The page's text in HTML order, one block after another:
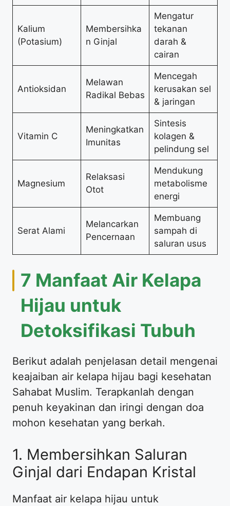
Kalium
(Potasium)
Membersihka
n Ginjal
Mengatur
tekanan
darah &
cairan
Antioksidan
Melawan
Radikal Bebas
Mencegah
kerusakan sel
& jaringan
Vitamin C
Meningkatkan
Imunitas
Sintesis
kolagen &
pelindung sel
Magnesium
Relaksasi
Otot
Mendukung
metabolisme
energi
Serat Alami
Melancarkan
Pencernaan
Membuang
sampah di
saluran usus
7 Manfaat Air Kelapa
Hijau untuk
Detoksifikasi Tubuh
Berikut adalah penjelasan detail mengenai
keajaiban air kelapa hijau bagi kesehatan
Sahabat Muslim. Terapkanlah dengan
penuh keyakinan dan iringi dengan doa
mohon kesehatan yang berkah.
1. Membersihkan Saluran
Ginjal dari Endapan Kristal
Manfaat air kelapa hijau untuk